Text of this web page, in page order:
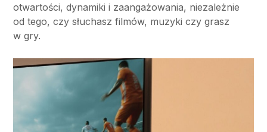
otwartości, dynamiki i zaangażowania, niezależnie
od tego, czy słuchasz filmów, muzyki czy grasz
w gry.